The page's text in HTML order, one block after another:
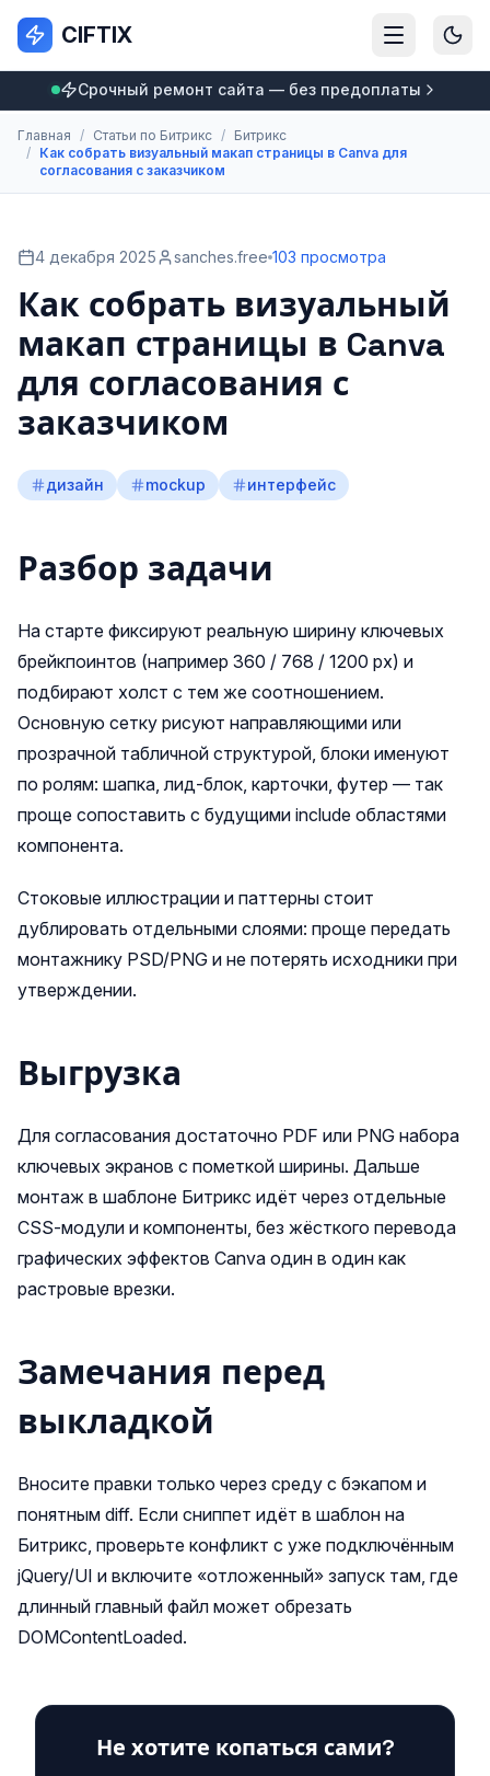
CIFTIX
Срочный ремонт сайта — без предоплаты
Главная / Статьи по Битрикс / Битрикс
/ Как собрать визуальный макап страницы в Canva для
согласования с заказчиком
4 декабря 2025 sanches.free 103 просмотра
Как собрать визуальный
макап страницы в Canva
для согласования с
заказчиком
дизайн mockup интерфейс
Разбор задачи
На старте фиксируют реальную ширину ключевых
брейкпоинтов (например 360 / 768 / 1200 px) и
подбирают холст с тем же соотношением.
Основную сетку рисуют направляющими или
прозрачной табличной структурой, блоки именуют
по ролям: шапка, лид‑блок, карточки, футер — так
проще сопоставить с будущими include областями
компонента.
Стоковые иллюстрации и паттерны стоит
дублировать отдельными слоями: проще передать
монтажнику PSD/PNG и не потерять исходники при
утверждении.
Выгрузка
Для согласования достаточно PDF или PNG набора
ключевых экранов с пометкой ширины. Дальше
монтаж в шаблоне Битрикс идёт через отдельные
CSS‑модули и компоненты, без жёсткого перевода
графических эффектов Canva один в один как
растровые врезки.
Замечания перед
выкладкой
Вносите правки только через среду с бэкапом и
понятным diff. Если сниппет идёт в шаблон на
Битрикс, проверьте конфликт с уже подключённым
jQuery/UI и включите «отложенный» запуск там, где
длинный главный файл может обрезать
DOMContentLoaded.
Не хотите копаться сами?